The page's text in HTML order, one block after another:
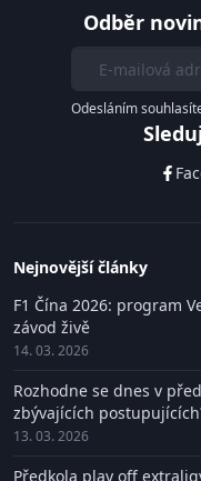
Odběr
Odesláním
Nejnovější články
F1 Čína 2026: program
závod živě
14. 03. 2026
Rozhodne se dnes v
zbývajících
13. 03. 2026
Předkola play off